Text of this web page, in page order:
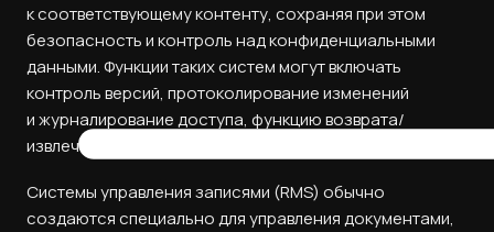
к соответствующему контенту, сохраняя при этом
безопасность и контроль над конфиденциальными
данными. Функции таких систем могут включать
контроль версий, протоколирование изменений
и журналирование доступа, функцию возврата/
извлечения, тегирование метаданных и т.д.
Системы управления записями (RMS) обычно
создаются специально для управления документами,